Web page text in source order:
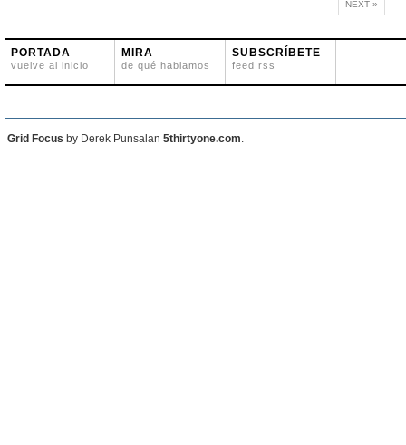
NEXT »
PORTADA
vuelve al inicio
MIRA
de qué hablamos
SUBSCRÍBETE
feed rss
Grid Focus by Derek Punsalan 5thirtyone.com.